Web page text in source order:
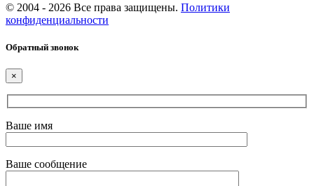
© 2004 - 2026 Все права защищены. Политики
конфиденциальности
Обратный звонок
×
Ваше имя
Ваше сообщение